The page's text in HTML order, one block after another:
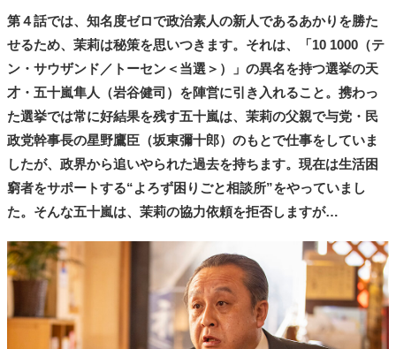
第４話では、知名度ゼロで政治素人の新人であるあかりを勝た
せるため、茉莉は秘策を思いつきます。それは、「10 1000（テ
ン・サウザンド／トーセン＜当選＞）」の異名を持つ選挙の天
才・五十嵐隼人（岩谷健司）を陣営に引き入れること。携わっ
た選挙では常に好結果を残す五十嵐は、茉莉の父親で与党・民
政党幹事長の星野鷹臣（坂東彌十郎）のもとで仕事をしていま
したが、政界から追いやられた過去を持ちます。現在は生活困
窮者をサポートする“よろず困りごと相談所”をやっていまし
た。そんな五十嵐は、茉莉の協力依頼を拒否しますが…